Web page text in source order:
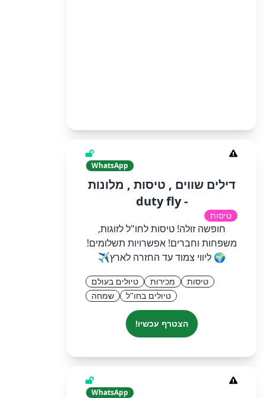
WhatsApp
דילים שווים , טיסות , מלונות
- duty fly
טיסות
חופשה זולה! טיסות לחו"ל לזוגות,
משפחות וחברים! אפשרויות תשלומים!
🌍 ליווי צמוד עד החזרה לארץ✈
טיסות מכירות
טיולים בעולם
טיולים בחו"ל
שמחה
הצטרף עכשיו!
WhatsApp